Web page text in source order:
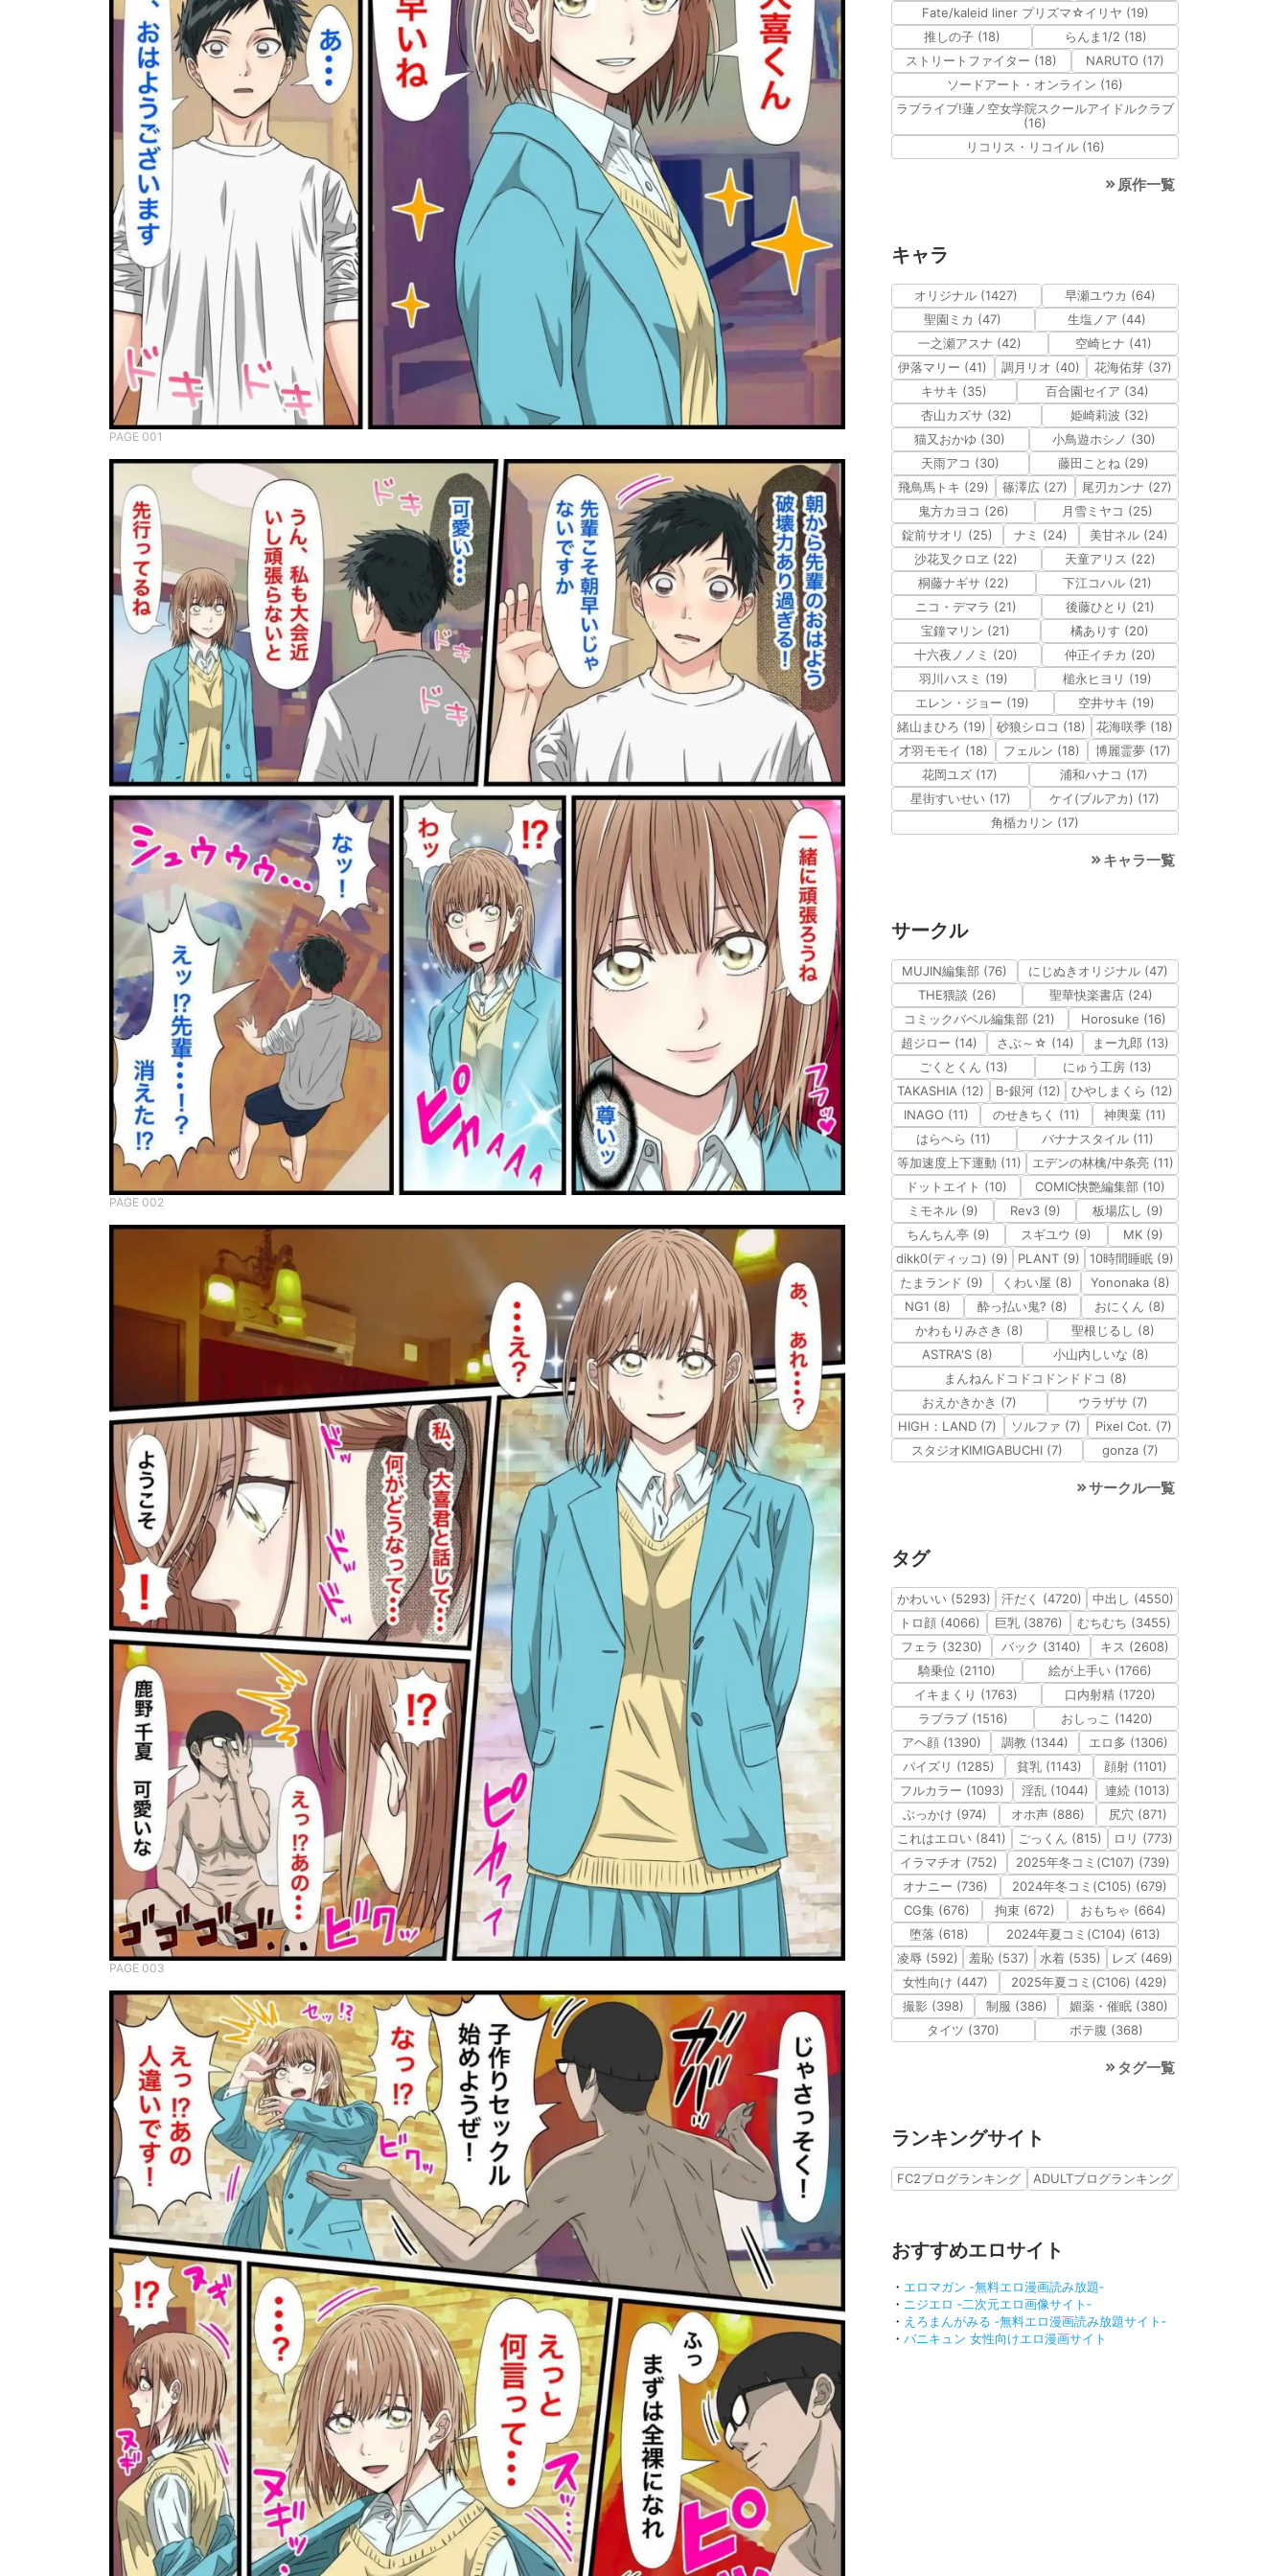
PAGE 001
PAGE 002
PAGE 003
Fate/kaleid liner プリズマ☆イリヤ (19)
推しの子 (18)
らんま1/2 (18)
ストリートファイター (18)
NARUTO (17)
ソードアート・オンライン (16)
ラブライブ!蓮ノ空女学院スクールアイドルクラブ
(16)
リコリス・リコイル (16)
原作一覧
キャラ
オリジナル (1427)
早瀬ユウカ (64)
聖園ミカ (47)
生塩ノア (44)
一之瀬アスナ (42)
空崎ヒナ (41)
伊落マリー (41)
調月リオ (40)
花海佑芽 (37)
キサキ (35)
百合園セイア (34)
杏山カズサ (32)
姫崎莉波 (32)
猫又おかゆ (30)
小鳥遊ホシノ (30)
天雨アコ (30)
藤田ことね (29)
飛鳥馬トキ (29)
篠澤広 (27)
尾刃カンナ (27)
鬼方カヨコ (26)
月雪ミヤコ (25)
錠前サオリ (25)
ナミ (24)
美甘ネル (24)
沙花叉クロヱ (22)
天童アリス (22)
桐藤ナギサ (22)
下江コハル (21)
ニコ・デマラ (21)
後藤ひとり (21)
宝鐘マリン (21)
橘ありす (20)
十六夜ノノミ (20)
仲正イチカ (20)
羽川ハスミ (19)
槌永ヒヨリ (19)
エレン・ジョー (19)
空井サキ (19)
緒山まひろ (19)
砂狼シロコ (18)
花海咲季 (18)
才羽モモイ (18)
フェルン (18)
博麗霊夢 (17)
花岡ユズ (17)
浦和ハナコ (17)
星街すいせい (17)
ケイ(ブルアカ) (17)
角楯カリン (17)
キャラ一覧
サークル
MUJIN編集部 (76)
にじぬきオリジナル (47)
THE猥談 (26)
聖華快楽書店 (24)
コミックバベル編集部 (21)
Horosuke (16)
超ジロー (14)
さぶ～☆ (14)
まー九郎 (13)
ごくとくん (13)
にゅう工房 (13)
TAKASHIA (12)
B-銀河 (12)
ひやしまくら (12)
INAGO (11)
のせきちく (11)
神輿葉 (11)
はらへら (11)
バナナスタイル (11)
等加速度上下運動 (11)
エデンの林檎/中条亮 (11)
ドットエイト (10)
COMIC快艶編集部 (10)
ミモネル (9)
Rev3 (9)
板場広し (9)
ちんちん亭 (9)
スギユウ (9)
MK (9)
dikk0(ディッコ) (9)
PLANT (9)
10時間睡眠 (9)
たまランド (9)
くわい屋 (8)
Yononaka (8)
NG1 (8)
酔っ払い鬼? (8)
おにくん (8)
かわもりみさき (8)
聖根じるし (8)
ASTRA'S (8)
小山内しいな (8)
まんねんドコドコドンドドコ (8)
おえかきかき (7)
ウラザサ (7)
HIGH：LAND (7)
ソルファ (7)
Pixel Cot. (7)
スタジオKIMIGABUCHI (7)
gonza (7)
サークル一覧
タグ
かわいい (5293) 汗だく (4720)
中出し (4550)
トロ顔 (4066)
巨乳 (3876)
むちむち (3455)
フェラ (3230)
バック (3140)
キス (2608)
騎乗位 (2110)
絵が上手い (1766)
イキまくり (1763)
口内射精 (1720)
ラブラブ (1516)
おしっこ (1420)
アヘ顔 (1390)
調教 (1344)
エロ多 (1306)
パイズリ (1285)
貧乳 (1143)
顔射 (1101)
フルカラー (1093)
淫乱 (1044)
連続 (1013)
ぶっかけ (974)
オホ声 (886)
尻穴 (871)
これはエロい (841)
ごっくん (815)
ロリ (773)
イラマチオ (752)
2025年冬コミ(C107) (739)
オナニー (736)
2024年冬コミ(C105) (679)
CG集 (676)
拘束 (672)
おもちゃ (664)
堕落 (618)
2024年夏コミ(C104) (613)
凌辱 (592)
羞恥 (537) 水着 (535)
レズ (469)
女性向け (447)
2025年夏コミ(C106) (429)
撮影 (398)
制服 (386)
媚薬・催眠 (380)
タイツ (370)
ボテ腹 (368)
タグ一覧
ランキングサイト
FC2ブログランキング ADULTブログランキング
おすすめエロサイト
・ エロマガン ‐無料エロ漫画読み放題‐
・ ニジエロ ‐二次元エロ画像サイト‐
・ えろまんがみる ‐無料エロ漫画読み放題サイト‐
・ バニキュン 女性向けエロ漫画サイト